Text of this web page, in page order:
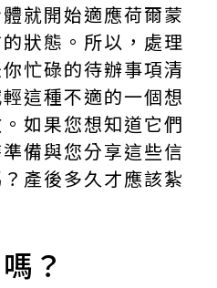
就開始適應荷爾蒙
狀態。所以，處理
忙碌的待辦事項清
這種不適的一個想
如果您想知道它們
備與您分享這些信
產後多久才應該紮
？